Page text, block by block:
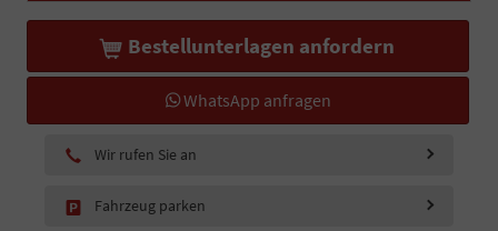
WhatsApp anfragen
Bestellunterlagen anfordern
Wir rufen Sie an
Fahrzeug parken